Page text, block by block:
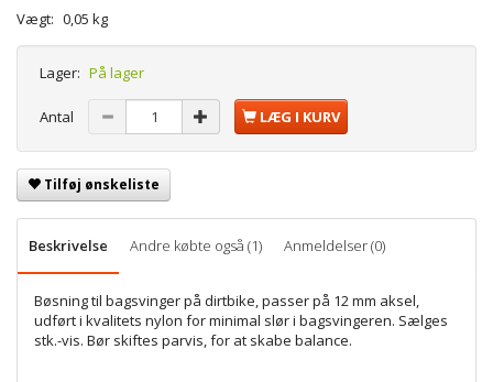
Vægt: 0,05 kg
Lager: På lager
Antal LÆG I KURV
Tilføj ønskeliste
Beskrivelse Andre købte også (1) Anmeldelser (0)
Bøsning til bagsvinger på dirtbike, passer på 12 mm aksel,
udført i kvalitets nylon for minimal slør i bagsvingeren. Sælges
stk.-vis. Bør skiftes parvis, for at skabe balance.